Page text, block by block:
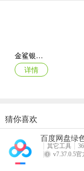
游戏种类；
首先出牌，然后按逆时
选择“不叫”或出比上一
玩家点评：
7、**真人美女在线互动
金鲨银鲨22026官方版_Android_1.2
详情
猜你喜欢
百度网盘绿
其它工具
v7.37.0.5官